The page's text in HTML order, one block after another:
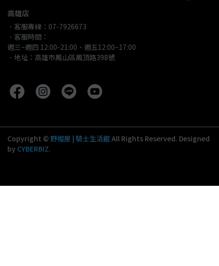
高雄店
．客服專線：07-7926673
．客服時間：
週三~週四 12:00-21:00、週五12:00~17:00
．地址：高雄市鳳山區鳳頂路398號
Copyright © 野帽屋 | 騎士生活館All Rights Reserved. Designed
by CYBERBIZ.